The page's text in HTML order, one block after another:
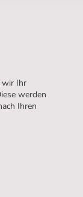
wir Ihr
werden
Ihren